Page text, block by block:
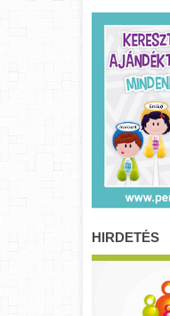
HIRDETÉS